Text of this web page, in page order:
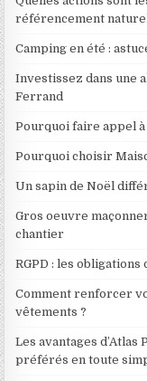
référencement naturel
Camping en été :
Investissez dans une
Ferrand
Pourquoi faire appel à
Pourquoi choisir
Un sapin de Noël
Gros oeuvre
chantier
RGPD : les
Comment renforcer
vêtements ?
Les avantages
préférés en toute